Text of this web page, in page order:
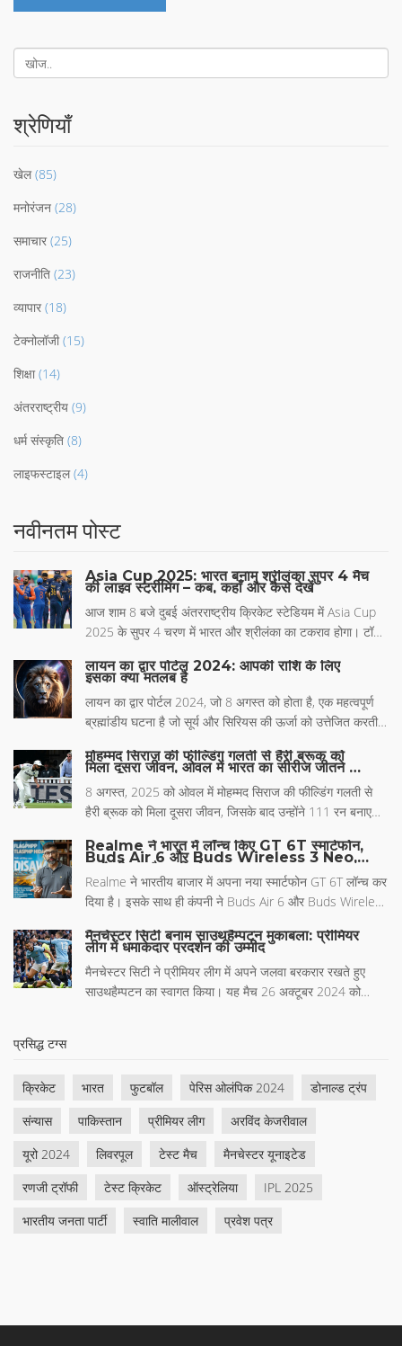
श्रेणियाँ
खेल (85)
मनोरंजन (28)
समाचार (25)
राजनीति (23)
व्यापार (18)
टेक्नोलॉजी (15)
शिक्षा (14)
अंतरराष्ट्रीय (9)
धर्म संस्कृति (8)
लाइफस्टाइल (4)
नवीनतम पोस्ट
Asia Cup 2025: भारत बनाम श्रीलंका सुपर 4 मैच
की लाइव स्ट्रीमिंग – कब, कहाँ और कैसे देखें
आज शाम 8 बजे दुबई अंतरराष्ट्रीय क्रिकेट स्टेडियम में Asia Cup
2025 के सुपर 4 चरण में भारत और श्रीलंका का टकराव होगा। टॉस
और Sony LIV, FanCode, OTTplay ऐप्स पर स्ट्रीम किया जाएगा।
दोनों टीमों के पिछले प्रदर्शन और संभावित खिलाड़ी चयन के बारे में
विस्तृत जानकारी इस लेख में दी गई है।
लायन का द्वार पोर्टल 2024: आपकी राशि के लिए
इसका क्या मतलब है
लायन का द्वार पोर्टल 2024, जो 8 अगस्त को होता है, एक महत्वपूर्ण
ब्रह्मांडीय घटना है जो सूर्य और सिरियस की ऊर्जा को उत्तेजित करती
मध्य बिंदु के कारण। यह संरेखण प्रत्येक राशि चिह्न के जीवन के
विभिन्न पहलुओं को बढ़ावा देने के लिए माना जाता है।
मोहम्मद सिराज की फील्डिंग गलती से हैरी ब्रूक को
मिला दूसरा जीवन, ओवल में भारत का सीरीज जीतने का
8 अगस्त, 2025 को ओवल में मोहम्मद सिराज की फील्डिंग गलती से
हैरी ब्रूक को मिला दूसरा जीवन, जिसके बाद उन्होंने 111 रन बनाए
Realme ने भारत में लॉन्च किए GT 6T स्मार्टफोन,
Buds Air 6 और Buds Wireless 3 Neo,
Realme ने भारतीय बाजार में अपना नया स्मार्टफोन GT 6T लॉन्च कर
दिया है। इसके साथ ही कंपनी ने Buds Air 6 और Buds Wireless
AMOLED डिस्प्ले, 5,500mAh बैटरी और 120W फास्ट चार्जिंग के
साथ आता है।
मैनचेस्टर सिटी बनाम साउथहैम्पटन मुकाबला: प्रीमियर
लीग में धमाकेदार प्रदर्शन की उम्मीद
मैनचेस्टर सिटी ने प्रीमियर लीग में अपने जलवा बरकरार रखते हुए
साउथहैम्पटन का स्वागत किया। यह मैच 26 अक्टूबर 2024 को
प्रसिद्ध टग्स
क्रिकेट भारत फुटबॉल पेरिस ओलंपिक 2024
डोनाल्ड ट्रंप
संन्यास
पाकिस्तान प्रीमियर लीग
अरविंद केजरीवाल
यूरो 2024
लिवरपूल टेस्ट मैच
मैनचेस्टर यूनाइटेड
रणजी ट्रॉफी
टेस्ट क्रिकेट ऑस्ट्रेलिया
IPL 2025
भारतीय जनता पार्टी
स्वाति मालीवाल प्रवेश पत्र